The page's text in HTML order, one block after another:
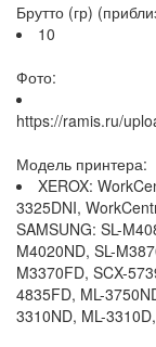
Брутто (гр)
10
Фото:
https://ramis.ru/
Модель принтера:
XEROX:
3325DNI,
SAMSUNG: SL-
M4020ND, SL-
M3370FD, SCX-
4835FD, ML-
3310ND, ML-